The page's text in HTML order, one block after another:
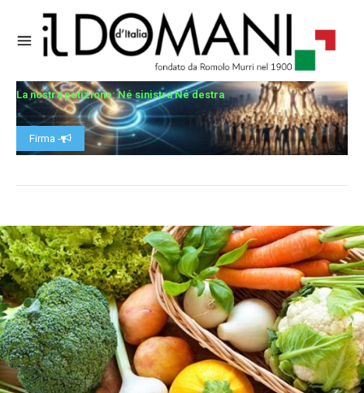
La nostra petizione: Né sinistra Né destra
Firma -